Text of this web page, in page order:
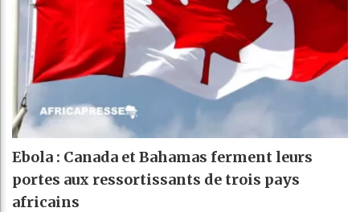
Ebola : Canada et Bahamas ferment leurs
portes aux ressortissants de trois pays
africains